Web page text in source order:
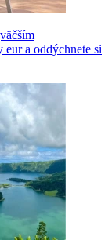
a oddýchnete si